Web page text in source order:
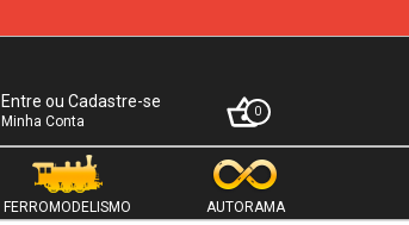
Entre ou Cadastre-se
Minha Conta
0
FERROMODELISMO AUTORAMA